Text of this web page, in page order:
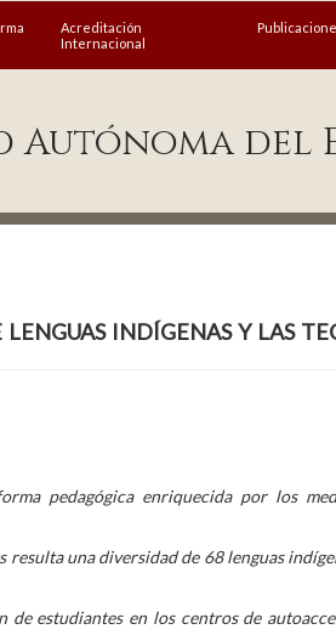
Acreditación
Internacional
Autónoma del
indígenas y las
pedagógica enriquecida por los
una diversidad de 68 lenguas
estudiantes en los centros de